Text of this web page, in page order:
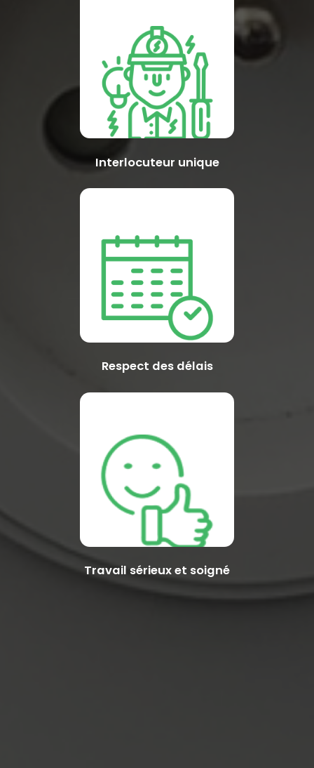
Interlocuteur unique
Respect des délais
Travail sérieux et soigné